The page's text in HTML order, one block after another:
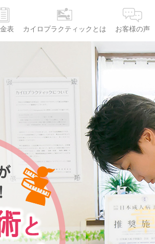
表 カイロプラクティックとは お客様の声